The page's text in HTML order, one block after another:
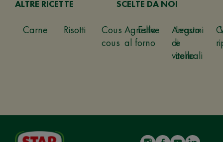
ALTRE RICETTE
Carne Risotti
Cous
cous
Estive
Legumi
e
cereali
SCELTE DA NOI
Agnello
al forno
Arrosto
di
vitello